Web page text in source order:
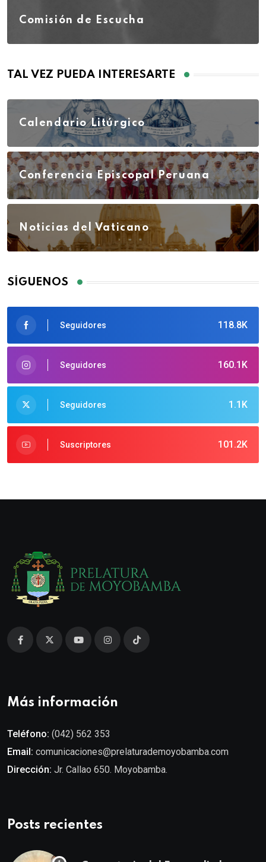
Comisión de Escucha
TAL VEZ PUEDA INTERESARTE
Calendario Litúrgico
Conferencia Episcopal Peruana
Noticias del Vaticano
SÍGUENOS
118.8K
Seguidores
160.1K
Seguidores
1.1K
Seguidores
101.2K
Suscriptores
Más información
Teléfono: (042) 562 353
Email: comunicaciones@prelaturademoyobamba.com
Dirección: Jr. Callao 650. Moyobamba.
Posts recientes